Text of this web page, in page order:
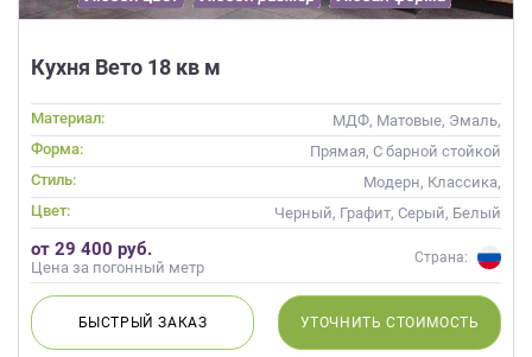
Кухня Вето 18 кв м
Материал:
МДФ, Матовые, Эмаль,
Глянцевые
Форма:
Прямая, С барной стойкой
Стиль:
Модерн, Классика,
Скандинавский, Неоклассика,
Современные
Цвет: Черный, Графит, Серый, Белый
от 29 400 руб.
Цена за погонный метр
Страна:
БЫСТРЫЙЗАКАЗ УТОЧНИТЬ СТОИМОСТЬ